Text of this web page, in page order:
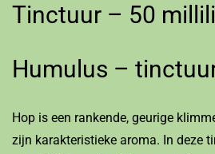
Tinctuur – 50
Humulus –
Hop is een rankende, geurige
zijn karakteristieke aroma. In deze